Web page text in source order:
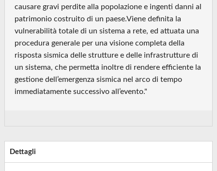
causare gravi perdite alla popolazione e ingenti danni al
patrimonio costruito di un paese.Viene definita la
vulnerabilità totale di un sistema a rete, ed attuata una
procedura generale per una visione completa della
risposta sismica delle strutture e delle infrastrutture di
un sistema, che permetta inoltre di rendere efficiente la
gestione dell’emergenza sismica nel arco di tempo
immediatamente successivo all’evento."
Dettagli